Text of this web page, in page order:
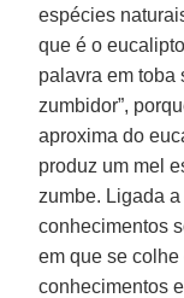
espécies
que é o
palavra em toba
zumbidor”,
aproxima do
produz um mel
zumbe. Ligada
conhecimentos
em que se
conhecimentos